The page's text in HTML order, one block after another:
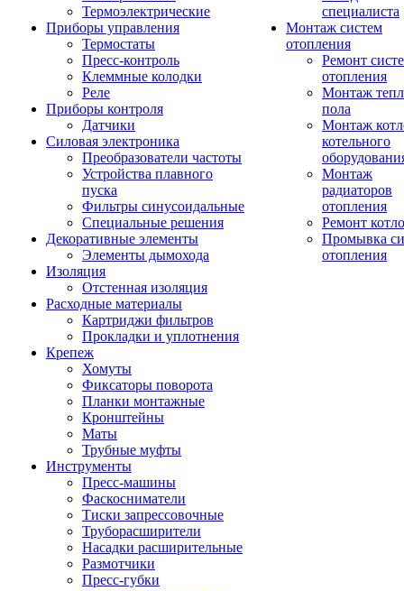
Термоэлектрические
Приборы управления
Термостаты
Пресс-контроль
Клеммные колодки
Реле
Приборы контроля
Датчики
Силовая электроника
Преобразователи частоты
Устройства плавного
пуска
Фильтры синусоидальные
Специальные решения
Декоративные элементы
Элементы дымохода
Изоляция
Отстенная изоляция
Расходные материалы
Картриджи фильтров
Прокладки и уплотнения
Крепеж
Хомуты
Фиксаторы поворота
Планки монтажные
Кронштейны
Маты
Трубные муфты
Инструменты
Пресс-машины
Фаскосниматели
Тиски запрессовочные
Труборасширители
Насадки расширительные
Размотчики
Пресс-губки
специалиста
Монтаж систем
отопления
Ремонт
отопления
Монтаж
пола
Монтаж
котельного
Монтаж
радиаторов
отопления
Ремонт
Промывка
отопления